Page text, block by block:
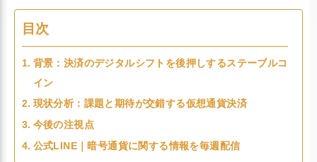
目次
背景：決済のデジタルシフトを後押しするステーブルコ
イン
現状分析：課題と期待が交錯する仮想通貨決済
今後の注視点
公式LINE｜暗号通貨に関する情報を毎週配信